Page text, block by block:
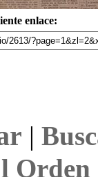
enlace:
|
Orden